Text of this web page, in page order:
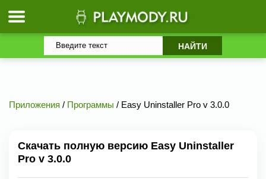
Приложения / Программы / Easy Uninstaller Pro v 3.0.0
Скачать полную версию Easy Uninstaller
Pro v 3.0.0